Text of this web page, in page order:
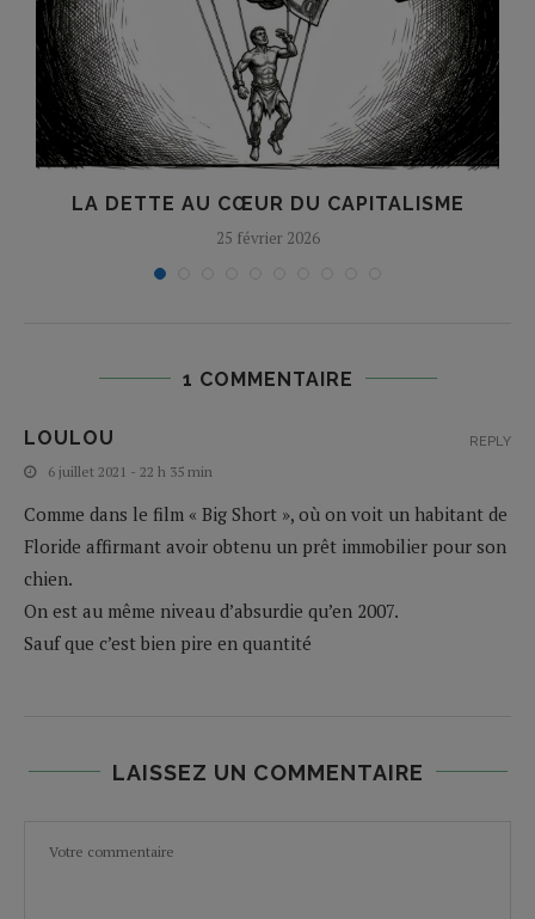
LA DETTE AU CŒUR DU CAPITALISME
25 février 2026
1 COMMENTAIRE
LOULOU
6 juillet 2021 - 22 h 35 min
Comme dans le film « Big Short », où on voit un habitant de
Floride affirmant avoir obtenu un prêt immobilier pour son
chien.
On est au même niveau d’absurdie qu’en 2007.
Sauf que c’est bien pire en quantité
REPLY
LAISSEZ UN COMMENTAIRE